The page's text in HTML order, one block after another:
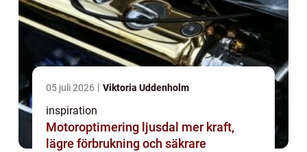
05 juli 2026 Viktoria Uddenholm
inspiration
Motoroptimering ljusdal mer kraft,
lägre förbrukning och säkrare